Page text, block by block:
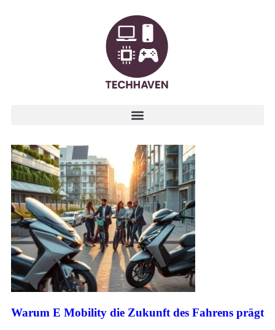
Warum E Mobility die Zukunft des Fahrens prägt